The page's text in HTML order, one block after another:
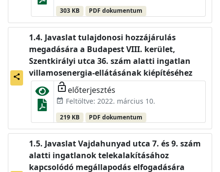
303 KB PDF dokumentum
share
Javaslat tulajdonosi hozzájárulás
megadására a Budapest VIII. kerület,
Szentkirályi utca 36. szám alatti ingatlan
villamosenergia-ellátásának kiépítéséhez
lock_open előterjesztés
event_available Feltöltve: 2022. március 10.
219 KB PDF dokumentum
Javaslat Vajdahunyad utca 7. és 9. szám
alatti ingatlanok telekalakításához
kapcsolódó megállapodás elfogadására